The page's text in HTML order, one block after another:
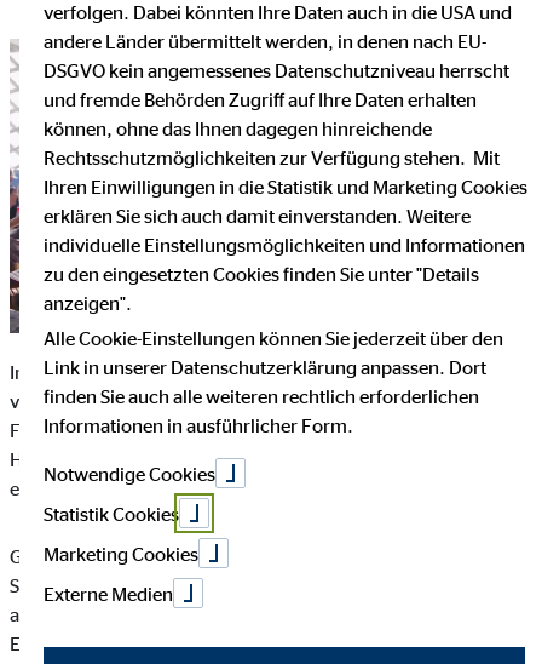
Im Rahmen des OVB Europatreffens im Dezember des
vergangenen Jahres konnten dank der Spenden vieler OVB
Finanzvermittler:innen, der OVB Holding AG und dem OVB
Hilfswerk 100.000 Euro zur Unterstützung des Programms
eingesammelt werden.
Gerne möchten wir das jüngste Interview mit dem Direktor der
SOS-Kinderdörfer Madagaskar, Jean-François Lepetit,
aufgreifen, um über die aktuellen Entwicklungen und den
Erfolg des Projekts zu berichten. Jean-François Lepetit arbeitet
verfolgen. Dabei könnten Ihre Daten auch in die USA und
andere Länder übermittelt werden, in denen nach EU-
DSGVO kein angemessenes Datenschutzniveau herrscht
und fremde Behörden Zugriff auf Ihre Daten erhalten
können, ohne das Ihnen dagegen hinreichende
Rechtsschutzmöglichkeiten zur Verfügung stehen. Mit
Ihren Einwilligungen in die Statistik und Marketing Cookies
erklären Sie sich auch damit einverstanden. Weitere
individuelle Einstellungsmöglichkeiten und Informationen
zu den eingesetzten Cookies finden Sie unter "Details
anzeigen".
Alle Cookie-Einstellungen können Sie jederzeit über den
Link in unserer Datenschutzerklärung anpassen. Dort
finden Sie auch alle weiteren rechtlich erforderlichen
Informationen in ausführlicher Form.
Notwendige Cookies
Statistik Cookies
Marketing Cookies
Externe Medien